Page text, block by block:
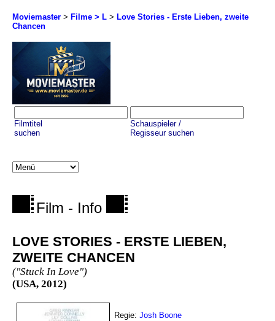
Moviemaster > Filme > L > Love Stories - Erste Lieben, zweite
Chancen
Filmtitel
suchen
Schauspieler /
Regisseur suchen
Film - Info
LOVE STORIES - ERSTE LIEBEN,
ZWEITE CHANCEN
("Stuck In Love")
(USA, 2012)
Regie: Josh Boone